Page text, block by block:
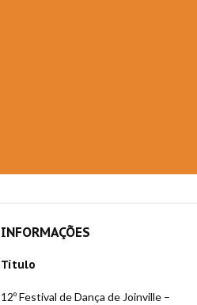
INFORMAÇÕES
Título
12º Festival de Dança de Joinville –